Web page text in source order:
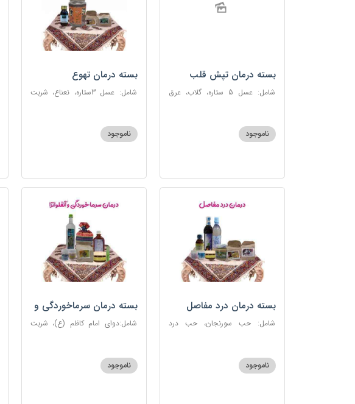
بسته درمان تپش قلب
شامل: عسل 5 ستاره، گلاب، عرق
ناموجود
بسته درمان تهوع
شامل: عسل 3ستاره، نعناع، شربت
ناموجود
بسته درمان درد مفاصل
شامل: حب سورنجان، حب درد
دوغ شتر، روغن گرم کد123
ناموجود
بسته درمان سرماخوردگی و
آنفلوانزا
شامل:دوای امام کاظم (ع)، شربت
دریاناموجود